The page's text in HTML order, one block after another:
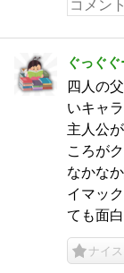
ぐっぐぐ
四人の
いキャ
主人公
ころが
なかな
イマッ
ても面
ナイス